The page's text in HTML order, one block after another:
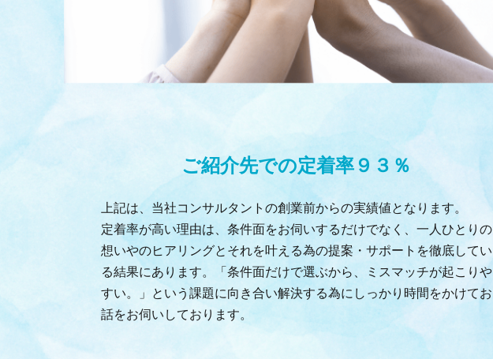
ご紹介先での定着率９３％
上記は、当社コンサルタントの創業前からの実績値となります。
定着率が高い理由は、条件面をお伺いするだけでなく、一人ひとりの
想いやのヒアリングとそれを叶える為の提案・サポートを徹底してい
る結果にあります。「条件面だけで選ぶから、ミスマッチが起こりや
すい。」という課題に向き合い解決する為にしっかり時間をかけてお
話をお伺いしております。